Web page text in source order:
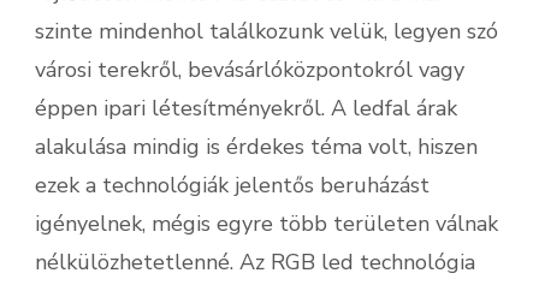
szinte mindenhol találkozunk velük, legyen szó
városi terekről, bevásárlóközpontokról vagy
éppen ipari létesítményekről. A ledfal árak
alakulása mindig is érdekes téma volt, hiszen
ezek a technológiák jelentős beruházást
igényelnek, mégis egyre több területen válnak
nélkülözhetetlenné. Az RGB led technológia